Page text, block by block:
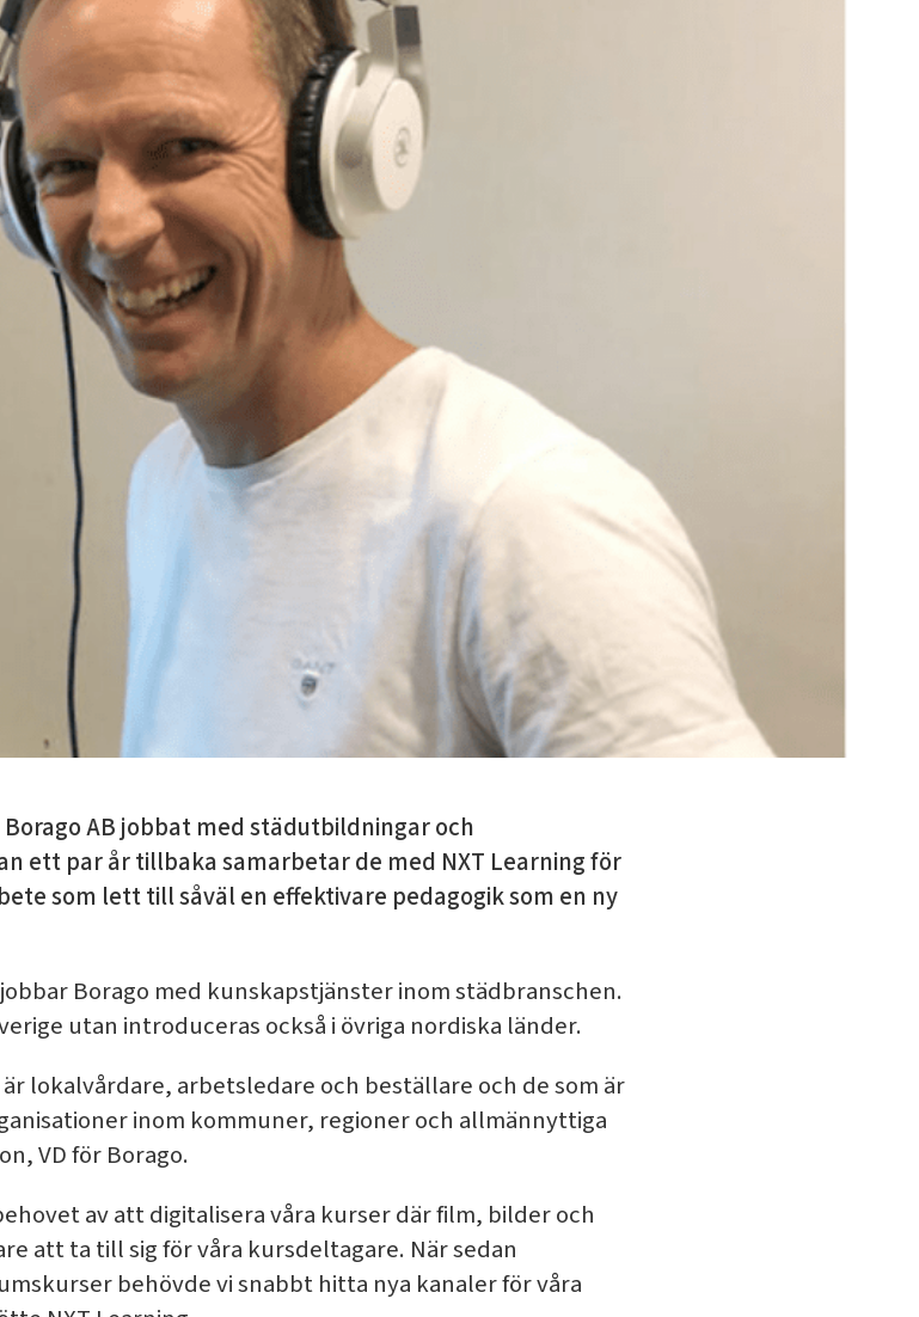
AB jobbat med städutbildningar och
ett par år tillbaka samarbetar de med NXT Learning för
som lett till såväl en effektivare pedagogik som en ny
Borago med kunskapstjänster inom städbranschen.
utan introduceras också i övriga nordiska länder.
lokalvårdare, arbetsledare och beställare och de som är
inom kommuner, regioner och allmännyttiga
VD för Borago.
av att digitalisera våra kurser där film, bilder och
att ta till sig för våra kursdeltagare. När sedan
behövde vi snabbt hitta nya kanaler för våra